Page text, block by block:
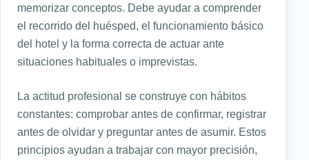
memorizar conceptos. Debe ayudar a comprender
el recorrido del huésped, el funcionamiento básico
del hotel y la forma correcta de actuar ante
situaciones habituales o imprevistas.
La actitud profesional se construye con hábitos
constantes: comprobar antes de confirmar, registrar
antes de olvidar y preguntar antes de asumir. Estos
principios ayudan a trabajar con mayor precisión,